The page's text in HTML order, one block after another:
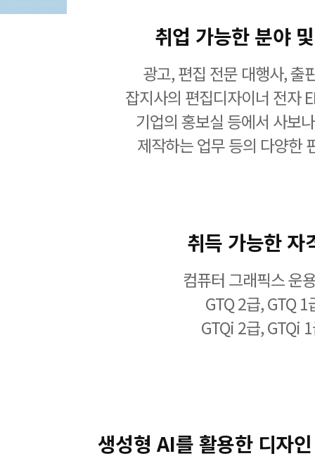
취업 가능한 분야
광고, 편집 전문 대행사, 출
잡지사의 편집디자이너 전자
기업의 홍보실 등에서 사보
제작하는 업무 등의 다양한
취득 가능한 자
컴퓨터 그래픽스 운
GTQ 2급, GTQ 1
GTQi 2급, GTQi
생성형 AI를 활용한 디자